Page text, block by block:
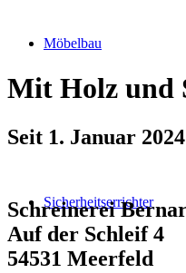
Möbelbau
Sicherheitserrichter
Mit Holz und
Seit 1. Januar
Schreinerei
Auf der Schleif 4
54531 Meerfeld